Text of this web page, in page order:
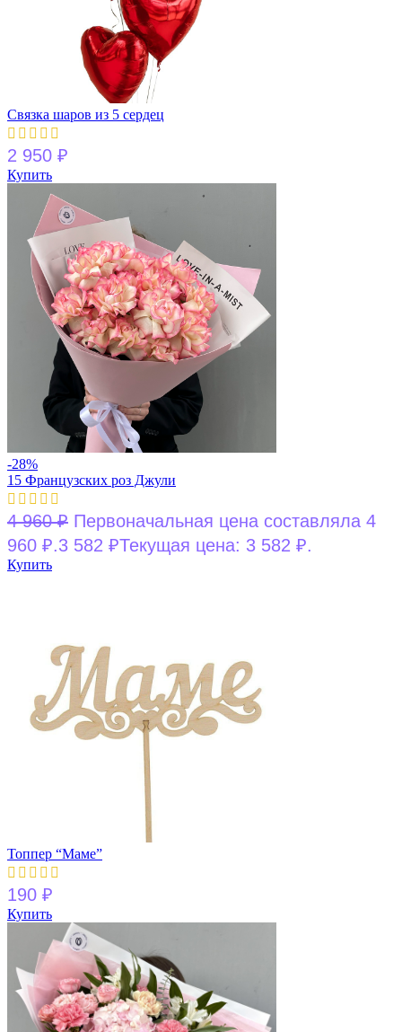
Связка шаров из 5 сердец
2 950 ₽
Купить
-28%
15 Французских роз Джули
4 960₽ Первоначальная цена составляла 4
960 ₽.3 582 ₽Текущая цена: 3 582 ₽.
Купить
Топпер “Маме”
190 ₽
Купить